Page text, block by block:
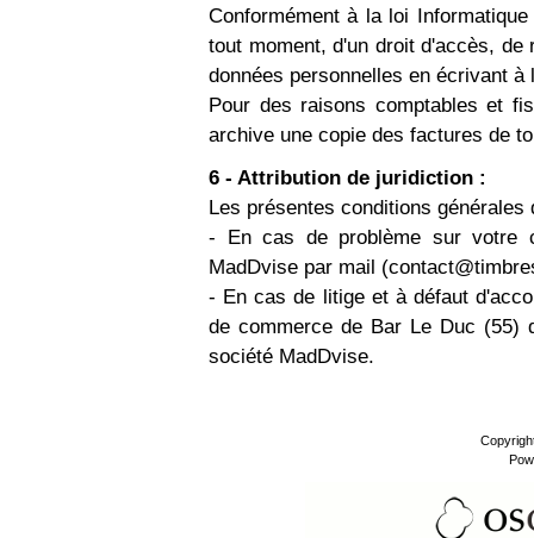
Conformément à la loi
tout moment, d'un droit d'accès,
données personnelles en écrivant
Pour des raisons comptables et
archive une copie des factures de
6 - Attribution de juridiction :
Les présentes conditions
- En cas de problème sur votre
MadDvise par mail (
- En cas de litige et à défaut
de commerce de Bar Le Duc (55)
société MadDvise.